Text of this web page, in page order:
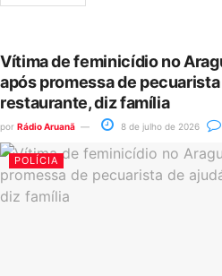
Vítima de feminicídio no
após promessa de
restaurante, diz família
por Rádio Aruanã 8 de julho de 2026
POLÍCIA